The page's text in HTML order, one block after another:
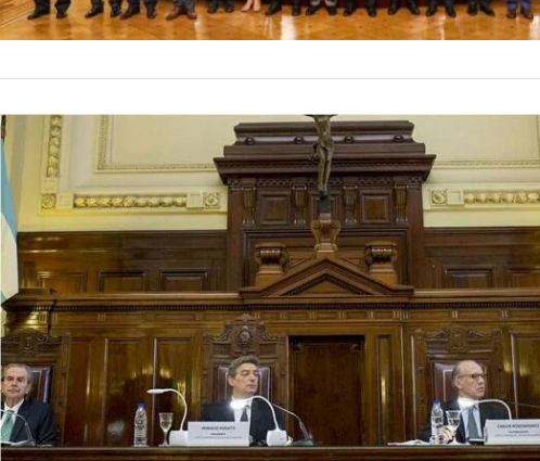
NACIONALES
La Corte
gobernadores
La Corte recibió con
documento “Por una Corte
máximo tribunal con más
indica que los supremos
byLa Contracara26 de mayo de 2022